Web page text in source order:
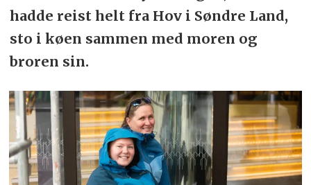
hadde reist helt fra Hov i Søndre Land,
sto i køen sammen med moren og
broren sin.